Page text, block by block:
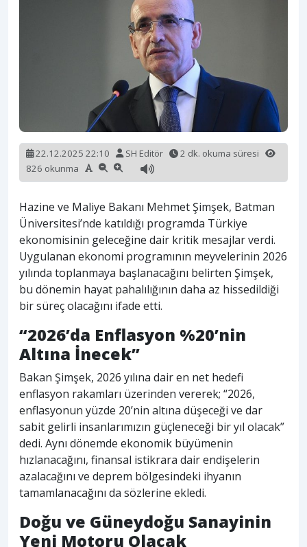
22.12.2025 22:10 SH Editör
2 dk. okuma süresi
826 okunma
Hazine ve Maliye Bakanı Mehmet Şimşek, Batman
Üniversitesi’nde katıldığı programda Türkiye
ekonomisinin geleceğine dair kritik mesajlar verdi.
Uygulanan ekonomi programının meyvelerinin 2026
yılında toplanmaya başlanacağını belirten Şimşek,
bu dönemin hayat pahalılığının daha az hissedildiği
bir süreç olacağını ifade etti.
“2026’da Enflasyon %20’nin
Altına İnecek”
Bakan Şimşek, 2026 yılına dair en net hedefi
enflasyon rakamları üzerinden vererek; “2026,
enflasyonun yüzde 20’nin altına düşeceği ve dar
sabit gelirli insanlarımızın güçleneceği bir yıl olacak”
dedi. Aynı dönemde ekonomik büyümenin
hızlanacağını, finansal istikrara dair endişelerin
azalacağını ve deprem bölgesindeki ihyanın
tamamlanacağını da sözlerine ekledi.
Doğu ve Güneydoğu Sanayinin
Yeni Motoru Olacak